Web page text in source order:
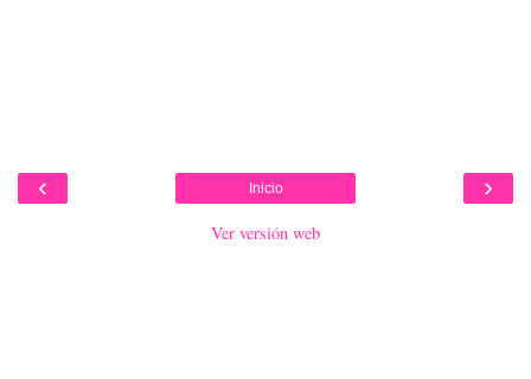
‹ ›
Inicio
Ver versión web